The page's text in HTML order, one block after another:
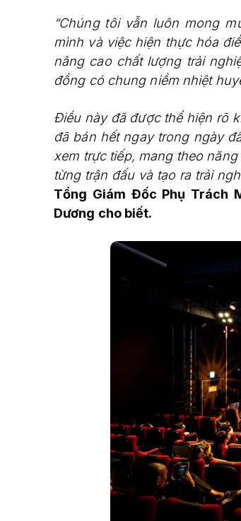
“Chúng tôi vẫn luôn mong
mình và việc hiện thực hóa
nâng cao chất lượng trải
đồng có chung niềm nhiệt
Điều này đã được thể hiện rõ
đã bán hết ngay trong ngày
xem trực tiếp, mang theo
từng trận đấu và tạo ra trải
Tổng Giám Đốc Phụ Trách
Dương cho biết.